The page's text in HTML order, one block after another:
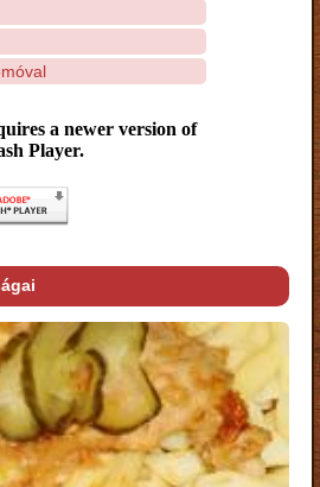
a newer version of
Player.